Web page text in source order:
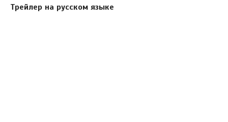
Трейлер на русском языке